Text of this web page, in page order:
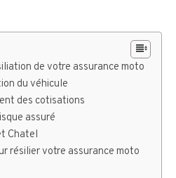
de votre assurance moto
du véhicule
des cotisations
assuré
Chatel
résilier votre assurance moto